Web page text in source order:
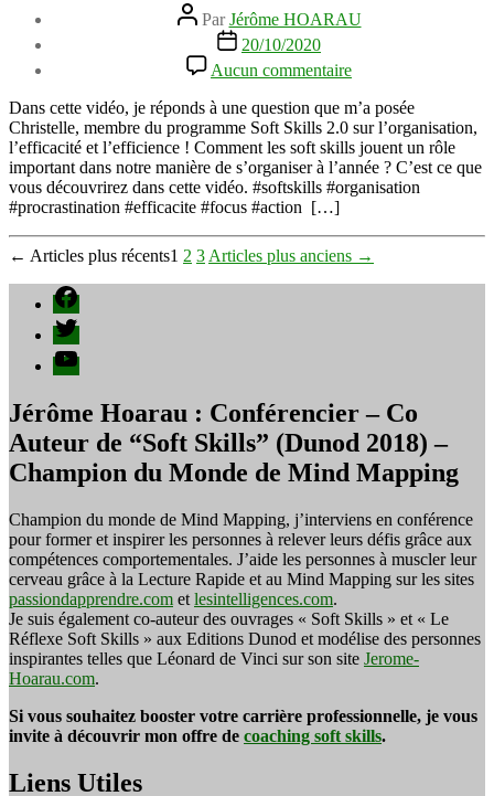
Auteur
de
l’article
ParJérôme HOARAU
Date
l’article
20/10/2020
Aucun commentaire
Comment
s’organiser
à
l’année
?
Dans cette vidéo, je réponds à une question que m’a posée
Christelle, membre du programme Soft Skills 2.0 sur l’organisation,
l’efficacité et l’efficience ! Comment les soft skills jouent un rôle
important dans notre manière de s’organiser à l’année ? C’est ce que
vous découvrirez dans cette vidéo. #softskills #organisation
#procrastination #efficacite #focus #action […]
Pagination
des
publications
← Articles plus récents1 2 3 Articles plus anciens →
Facebook
Twitter
YouTube
Jérôme Hoarau : Conférencier – Co
Auteur de “Soft Skills” (Dunod 2018) –
Champion du Monde de Mind Mapping
Champion du monde de Mind Mapping, j’interviens en conférence
pour former et inspirer les personnes à relever leurs défis grâce aux
compétences comportementales. J’aide les personnes à muscler leur
cerveau grâce à la Lecture Rapide et au Mind Mapping sur les sites
passiondapprendre.com et lesintelligences.com.
Je suis également co-auteur des ouvrages « Soft Skills » et « Le
Réflexe Soft Skills » aux Editions Dunod et modélise des personnes
inspirantes telles que Léonard de Vinci sur son site Jerome-
Hoarau.com.
Si vous souhaitez booster votre carrière professionnelle, je vous
invite à découvrir mon offre de coaching soft skills.
Liens Utiles